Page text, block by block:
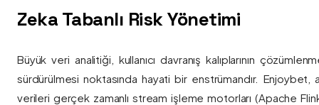
Zeka Tabanlı Risk Yönetimi
Büyük veri analitiği, kullanıcı davranış kalıplarının
sürdürülmesi noktasında hayati bir enstrümandır. Enjoybet,
verileri gerçek zamanlı stream işleme motorları (Apache Flink